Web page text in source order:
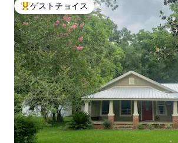
大好評のゲストチョイスです。
ゲストチョイス